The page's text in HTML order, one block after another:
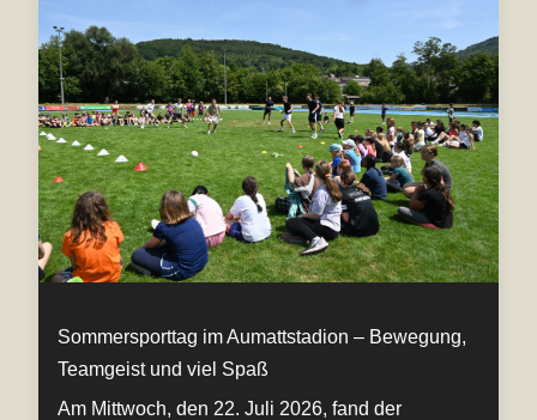
Sommersporttag im Aumattstadion – Bewegung,
Teamgeist und viel Spaß
Am Mittwoch, den 22. Juli 2026, fand der